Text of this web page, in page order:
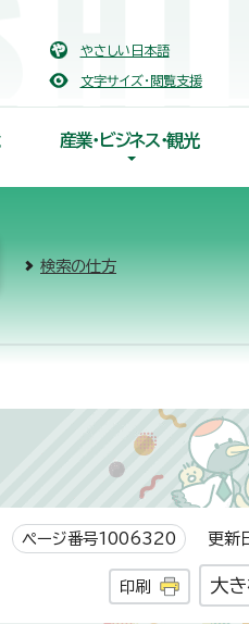
やさしい日本語
文字サイズ・閲覧支援
産業・ビジネス・観光
検索の仕方
ページ番号1006320 更新
印刷 大